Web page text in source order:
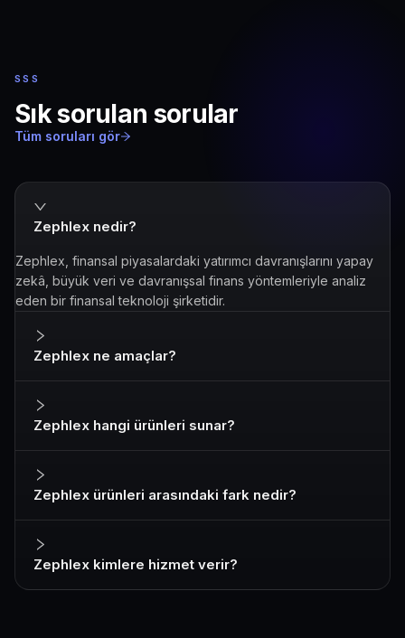
SSS
Sık sorulan sorular
Tüm soruları gör
Zephlex nedir?
Zephlex, finansal piyasalardaki yatırımcı davranışlarını yapay
zekâ, büyük veri ve davranışsal finans yöntemleriyle analiz
eden bir finansal teknoloji şirketidir.
Zephlex ne amaçlar?
Zephlex hangi ürünleri sunar?
Zephlex ürünleri arasındaki fark nedir?
Zephlex kimlere hizmet verir?